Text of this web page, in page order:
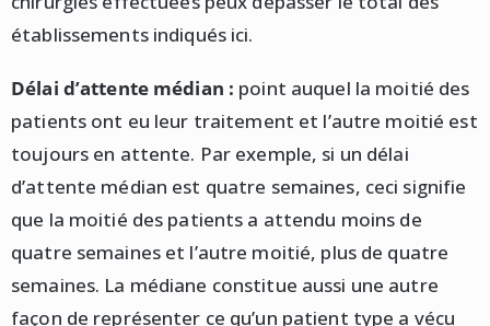
établissements indiqués ici.
Délai d’attente médian : point auquel la moitié des
patients ont eu leur traitement et l’autre moitié est
toujours en attente. Par exemple, si un délai
d’attente médian est quatre semaines, ceci signifie
que la moitié des patients a attendu moins de
quatre semaines et l’autre moitié, plus de quatre
semaines. La médiane constitue aussi une autre
façon de représenter ce qu’un patient type a vécu